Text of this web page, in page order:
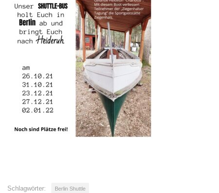
Schlagwörter: Berlin Shuttle